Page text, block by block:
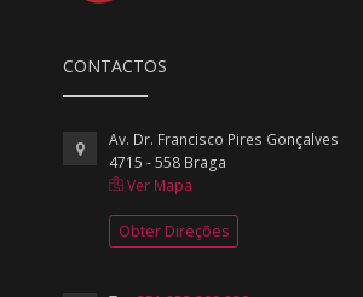
CONTACTOS
Av. Dr. Francisco Pires Gonçalves
4715 - 558 Braga
Ver Mapa
Obter Direções